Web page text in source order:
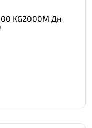
KG2000M Дн